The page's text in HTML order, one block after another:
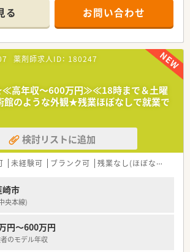
トータルサポートしています
を反映させた商品開発も行っており、満足度も高め
る お問い合わせ
薬剤師求人ID： 180247
高年収～600万円≫≪18時まで＆土曜
のような外観★残業ほぼなしで就業で
検討リストに追加
未経験可 ブランク可 残業なし(ほぼなし含む)
崎市
央本線)
円～600万円
のモデル年収